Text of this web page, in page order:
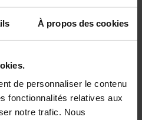
À propos des cookies
de personnaliser le contenu
fonctionnalités relatives aux
notre trafic. Nous